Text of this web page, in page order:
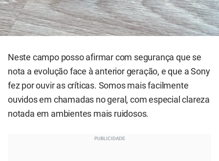
Neste campo posso afirmar com segurança que se
nota a evolução face à anterior geração, e que a Sony
fez por ouvir as críticas. Somos mais facilmente
ouvidos em chamadas no geral, com especial clareza
notada em ambientes mais ruidosos.